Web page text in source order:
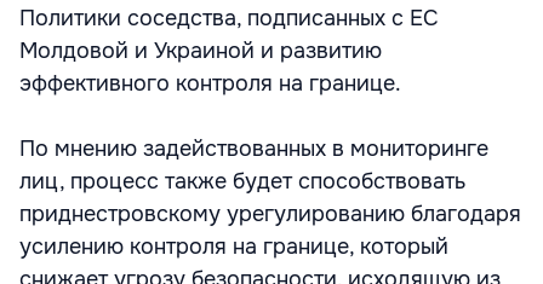
Политики соседства, подписанных с ЕС
Молдовой и Украиной и развитию
эффективного контроля на границе.
По мнению задействованных в мониторинге
лиц, процесс также будет способствовать
приднестровскому урегулированию благодаря
усилению контроля на границе, который